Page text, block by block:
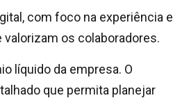
com foco na experiência e
os colaboradores.
líquido da empresa. O
que permita planejar